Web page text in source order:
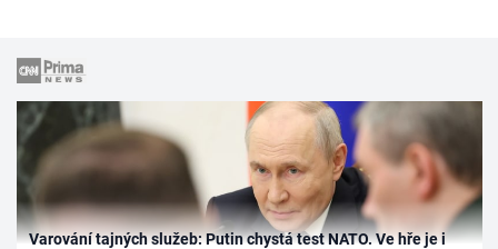
Varování tajných služeb: Putin chystá test NATO. Ve hře je i